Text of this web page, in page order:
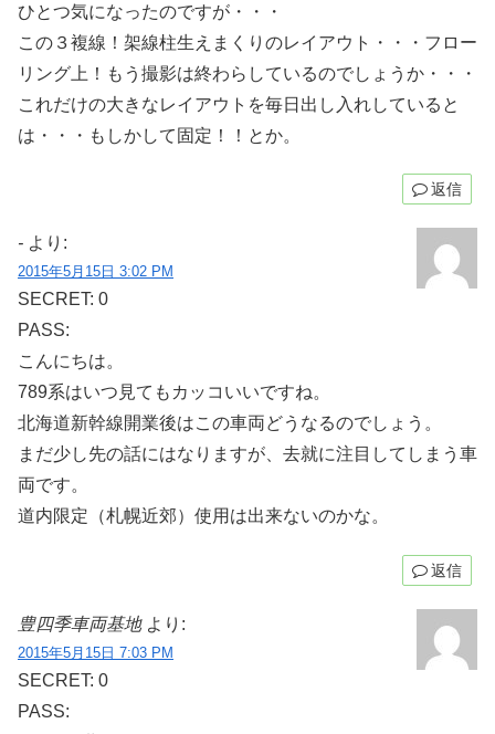
ひとつ気になったのですが・・・
この３複線！架線柱生えまくりのレイアウト・・・フロー
リング上！もう撮影は終わらしているのでしょうか・・・
これだけの大きなレイアウトを毎日出し入れしていると
は・・・もしかして固定！！とか。
返信
- より:
2015年5月15日 3:02 PM
SECRET: 0
PASS:
こんにちは。
789系はいつ見てもカッコいいですね。
北海道新幹線開業後はこの車両どうなるのでしょう。
まだ少し先の話にはなりますが、去就に注目してしまう車
両です。
道内限定（札幌近郊）使用は出来ないのかな。
返信
豊四季車両基地 より:
2015年5月15日 7:03 PM
SECRET: 0
PASS: